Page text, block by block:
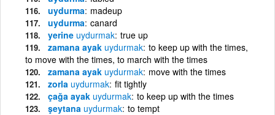
uydurma madeup
uydurma canard
yerine uydurmak true up
zamana ayak uydurmak to keep up with the times,
to move with the times, to march with the times
zamana ayak uydurmak move with the times
zorla uydurmak fit tightly
çağa ayak uydurmak to keep up with the times
şeytana uydurmak to tempt